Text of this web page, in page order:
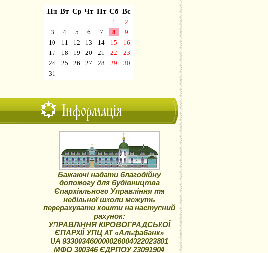
Інформація
Бажаючі надати благодійну
допомогу для будівництва
Єпархіального Управління та
недільної школи можуть
перерахувати кошти на наступний
рахунок:
УПРАВЛІННЯ КІРОВОГРАДСЬКОЇ
ЄПАРХІЇ УПЦ АТ «Альфабанк»
UA 933003460000026004022023801
МФО 300346 ЄДРПОУ 23091904